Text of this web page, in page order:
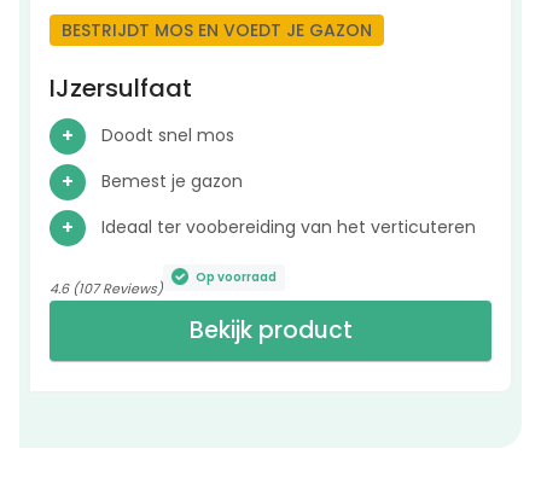
BESTRIJDT MOS EN VOEDT JE GAZON
IJzersulfaat
Doodt snel mos
Bemest je gazon
Ideaal ter voobereiding van het verticuteren
Bekijk product
4.6 (107 Reviews)
Op voorraad